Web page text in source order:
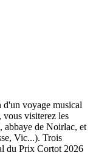
voyage musical
vous visiterez les
abbaye de Noirlac, et
Vic...). Trois
du Prix Cortot 2026